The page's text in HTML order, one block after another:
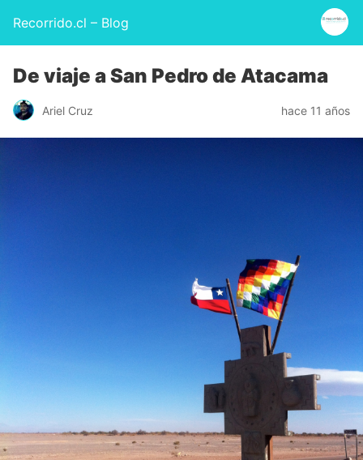
Recorrido.cl – Blog
De viaje a San Pedro de Atacama
Ariel Cruz hace 11 años